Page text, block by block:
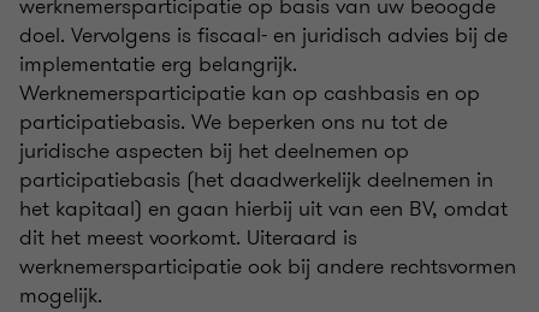
doel. Vervolgens is fiscaal- en juridisch advies bij de
implementatie erg belangrijk.
Werknemersparticipatie kan op cashbasis en op
participatiebasis. We beperken ons nu tot de
juridische aspecten bij het deelnemen op
participatiebasis (het daadwerkelijk deelnemen in
het kapitaal) en gaan hierbij uit van een BV, omdat
dit het meest voorkomt. Uiteraard is
werknemersparticipatie ook bij andere rechtsvormen
mogelijk.